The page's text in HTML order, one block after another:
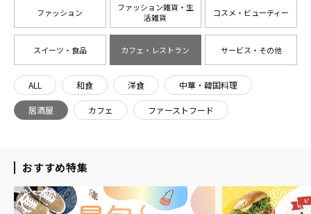
ファッション
ファッション雑貨・生
活雑貨
コスメ・ビューティー
スイーツ・食品 カフェ・レストラン サービス・その他
ALL 和食 洋食 中華・韓国料理
居酒屋 カフェ ファーストフード
おすすめ特集